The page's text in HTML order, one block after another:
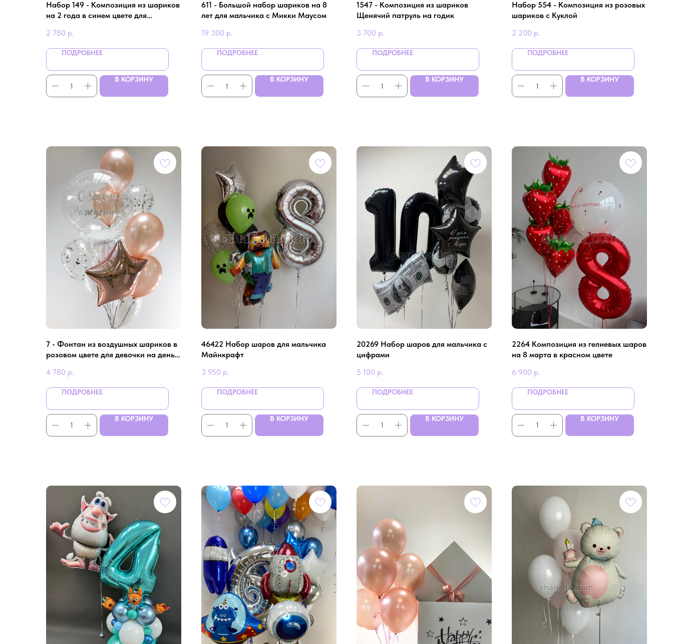
Набор 149 - Композиция из шариков
на 2 года в синем цвете для
2 780 р.
ПОДРОБНЕЕ
В КОРЗИНУ
611 - Большой набор шариков на 8
лет для мальчика с Микки Маусом
19 300 р.
ПОДРОБНЕЕ
В КОРЗИНУ
1547 - Композиция из шариков
Щенячий патруль на годик
3 700 р.
ПОДРОБНЕЕ
В КОРЗИНУ
Набор 554 - Композиция из розовых
шариков с Куклой
2 200 р.
ПОДРОБНЕЕ
В КОРЗИНУ
7 - Фонтан из воздушных шариков в
розовом цвете для девочки на день
4 780 р.
ПОДРОБНЕЕ
В КОРЗИНУ
46422 Набор шаров для мальчика
Майнкрафт
3 950 р.
ПОДРОБНЕЕ
В КОРЗИНУ
20269 Набор шаров для мальчика с
цифрами
5 100 р.
ПОДРОБНЕЕ
В КОРЗИНУ
2264 Композиция из гелиевых шаров
на 8 марта в красном цвете
6 900 р.
ПОДРОБНЕЕ
В КОРЗИНУ